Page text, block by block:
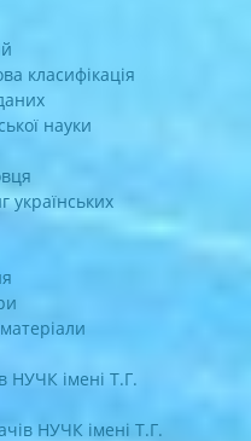
класифікація
науки
українських
НУЧК імені Т.Г.
НУЧК імені Т.Г.